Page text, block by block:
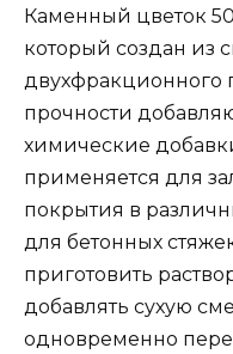
Каменный цветок
который создан из
двухфракционного
прочности
химические
применяется для
покрытия в
для бетонных
приготовить
добавлять сухую
одновременно